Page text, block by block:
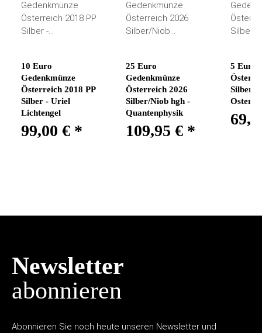
10 Euro
Gedenkmünze
Österreich 2018 PP
Silber - Uriel
Lichtengel
99,00 € *
25 Euro
Gedenkmünze
Österreich 2026
Silber/Niob hgh -
Quantenphysik
109,95 € *
5 Euro
Silber
Newsletter
abonnieren
Abonnieren Sie noch heute unseren Newsletter und